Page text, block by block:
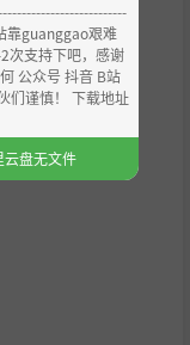
歇来修复基地—也
清理废弃的王国。
零件，增加生存的
会在最意外的时刻
靠guanggao艰难
次支持下吧，感谢
公众号 抖音 B站
们谨慎！ 下载地址
云盘无文件